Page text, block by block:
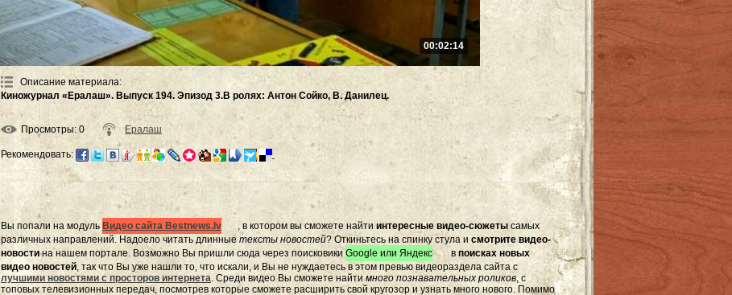
00:02:14
Описание материала:
Киножурнал «Ералаш». Выпуск 194. Эпизод 3.В ролях: Антон Сойко, В. Данилец.
Просмотры: 0 Ералаш
Рекомендовать:
Вы попали на модуль Видео сайта Bestnews.lv , в котором вы сможете найти интересные видео-сюжеты самых
различных направлений. Надоело читать длинные тексты новостей? Откиньтесь на спинку стула и смотрите видео-
новостина нашем портале. Возможно Вы пришли сюда через поисковики Google или Яндекс в поисках новых
видео новостей, так что Вы уже нашли то, что искали, и Вы не нуждаетесь в этом превью видеораздела сайта с
лучшими новостями с просторов интернета. Среди видео Вы сможете найти много познавательных роликов, с
топовых телевизионных передач, посмотрев которые сможете расширить свой кругозор и узнать много нового. Помимо